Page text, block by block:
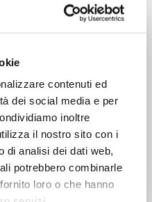
contenuti ed
dei social media e per
inoltre
il nostro sito con i
di analisi dei dati web,
potrebbero combinarle
loro o che hanno
Il corso gratuito è